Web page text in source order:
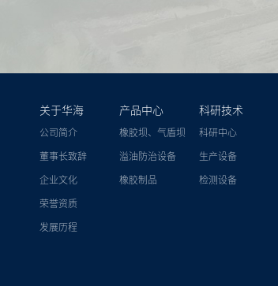
关于华海
公司简介
董事长致辞
企业文化
荣誉资质
发展历程
产品中心
橡胶坝、气盾坝
溢油防治设备
橡胶制品
科研技术
科研中心
生产设备
检测设备